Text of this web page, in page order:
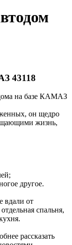
43118
на базе КАМАЗ
он щедро
жизнь,
другое.
вдали от
спальня,
рассказать